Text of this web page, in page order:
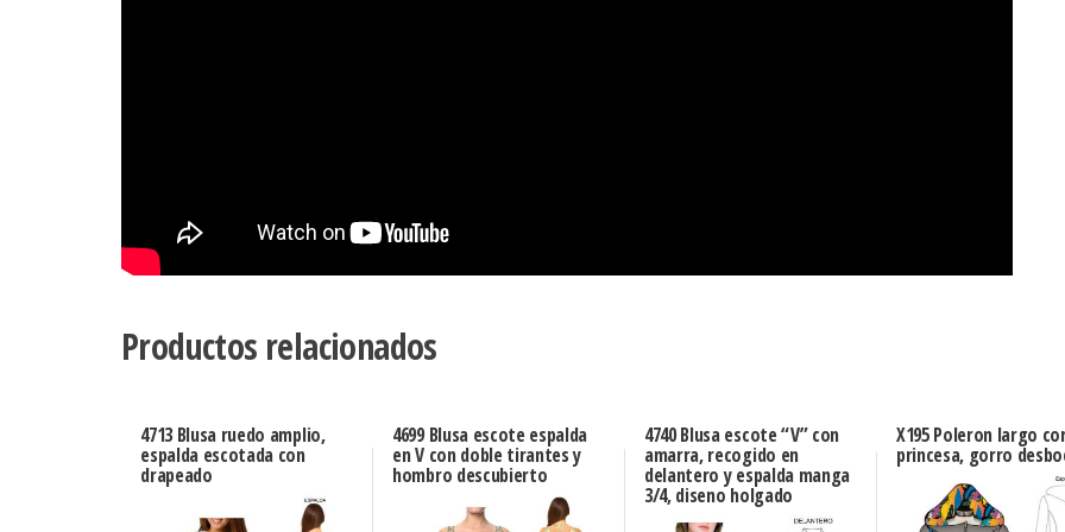
Productos relacionados
4713 Blusa ruedo amplio,
espalda escotada con
drapeado
4699 Blusa escote espalda
en V con doble tirantes y
hombro descubierto
4740 Blusa escote “V” con
amarra, recogido en
delantero y espalda manga
3/4, diseno holgado
X195 Poleron largo
princesa, gorro